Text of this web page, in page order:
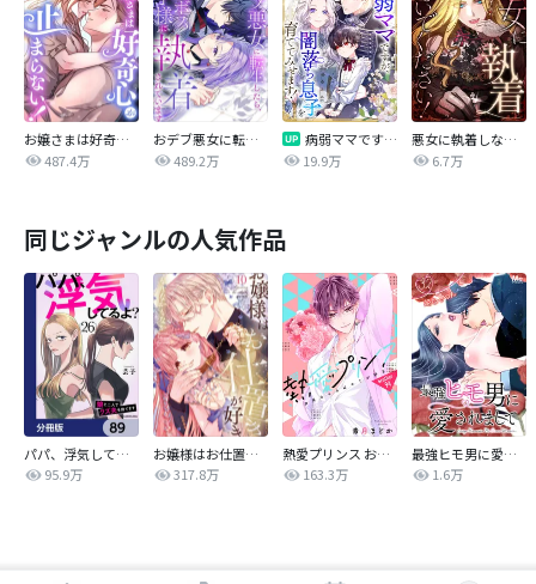
お嬢さまは好奇心が止まらない！
487.4万
おデブ悪女に転生したら、なぜかラスボス王子様に執着されています
489.2万
病弱ママですが、闇落ち息子を育ててみせます！【タテヨミ】
19.9万
悪女に執着しないでください！【タテヨミ】
6.7万
同じジャンルの人気作品
パパ、浮気してるよ？娘と二人でクズ夫を捨てます【分冊版】
95.9万
お嬢様はお仕置きが好き
317.8万
熱愛プリンス お兄ちゃんはキミが好き
163.3万
最強ヒモ男に愛されまして
1.6万